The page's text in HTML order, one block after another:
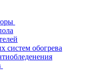
систем обогрева